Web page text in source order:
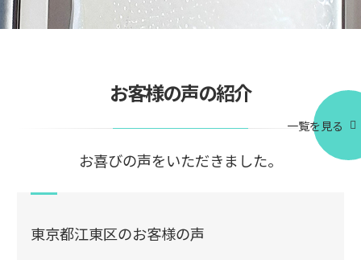
お客様の声の紹介
お喜びの声をいただきました。
一覧を見る
東京都江東区のお客様の声